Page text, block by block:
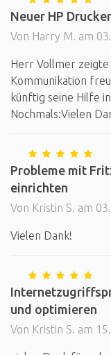
Neuer HP
Von Harry M. am
Herr Vollmer zeigte
Kommunikation
künftig seine Hilfe
Nochmals:Vielen
Probleme mit
einrichten
Von Kristin S. am
Vielen Dank!
und optimieren
Von Kristin S. am